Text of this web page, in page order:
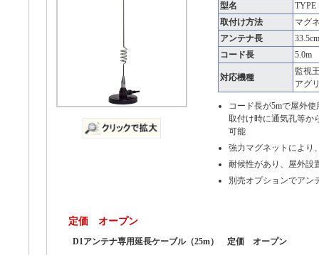
型名
取付け方法
マグ
アンテナ長
33.5cm
コード長
5.0m
対応機種
監視
アグ
コード長が5mで屋外
取付け時に通気孔等か
可能
強力マグネットにより
耐候性があり、屋外設
別売オプションでアン
定価 オープン
D1アンテナ専用延長ケーブル（25m） 定価 オープン